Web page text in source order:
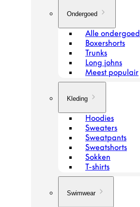
Ondergoed
Alle ondergoed
Boxershorts
Trunks
Long johns
Meest populair
Kleding
Hoodies
Sweaters
Sweatpants
Sweatshorts
Sokken
T-shirts
Swimwear